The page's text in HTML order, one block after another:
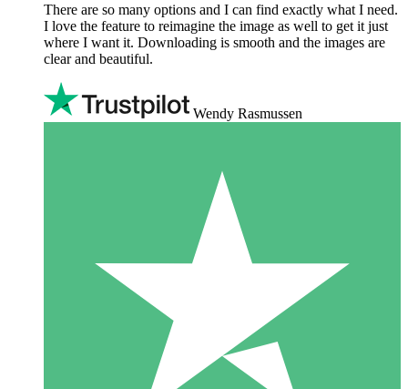
There are so many options and I can find exactly what I need.
I love the feature to reimagine the image as well to get it just
where I want it. Downloading is smooth and the images are
clear and beautiful.
Wendy Rasmussen